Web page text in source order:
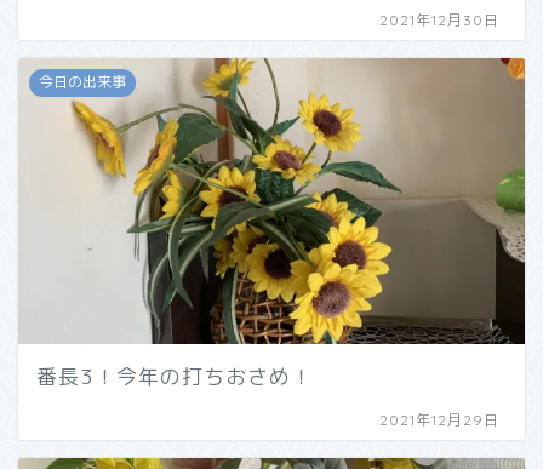
2021年12月30日
今日の出来事
番長3！今年の打ちおさめ！
2021年12月29日